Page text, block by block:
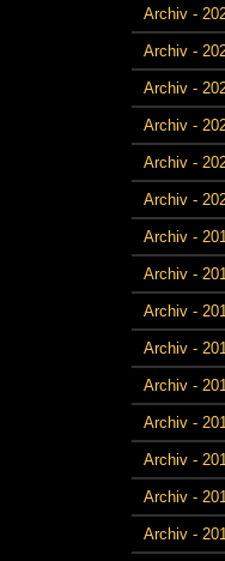
Archiv -
Archiv -
Archiv -
Archiv -
Archiv -
Archiv -
Archiv -
Archiv -
Archiv -
Archiv -
Archiv -
Archiv -
Archiv -
Archiv -
Archiv -